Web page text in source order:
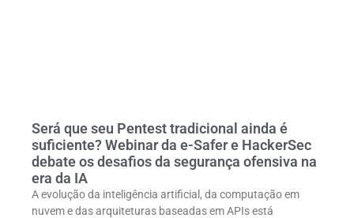
Será que seu Pentest tradicional ainda é
suficiente? Webinar da e-Safer e HackerSec
debate os desafios da segurança ofensiva na
era da IA
A evolução da inteligência artificial, da computação em
nuvem e das arquiteturas baseadas em APIs está